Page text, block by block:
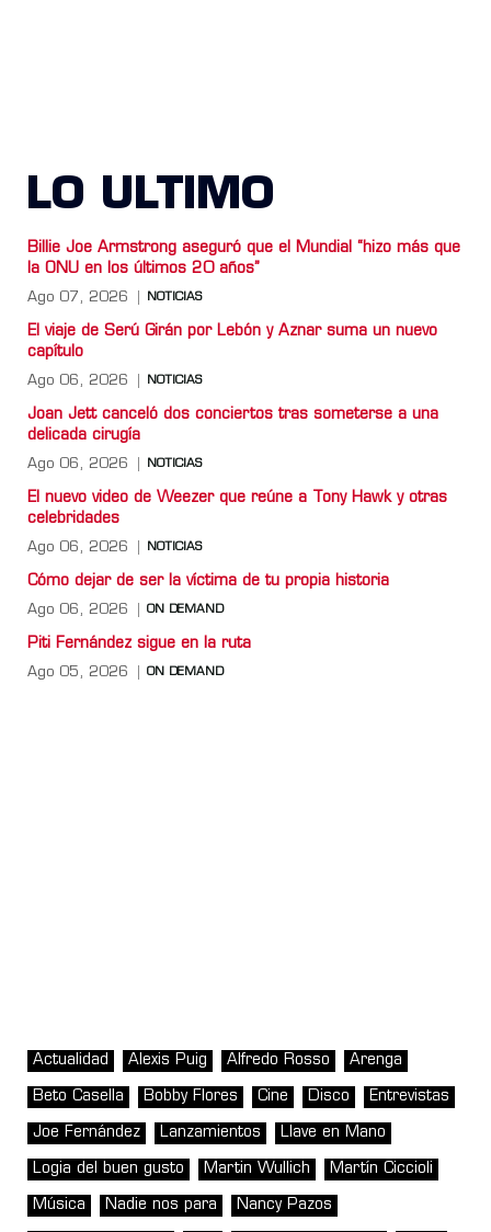
LO ULTIMO
Billie Joe Armstrong aseguró que el Mundial “hizo más que
la ONU en los últimos 20 años”
Ago 07, 2026 NOTICIAS
El viaje de Serú Girán por Lebón y Aznar suma un nuevo
capítulo
Ago 06, 2026 NOTICIAS
Joan Jett canceló dos conciertos tras someterse a una
delicada cirugía
Ago 06, 2026 NOTICIAS
El nuevo video de Weezer que reúne a Tony Hawk y otras
celebridades
Ago 06, 2026 NOTICIAS
Cómo dejar de ser la víctima de tu propia historia
Ago 06, 2026 ON DEMAND
Piti Fernández sigue en la ruta
Ago 05, 2026 ON DEMAND
Actualidad Alexis Puig Alfredo Rosso Arenga
Beto Casella Bobby Flores Cine Disco Entrevistas
Joe Fernández Lanzamientos Llave en Mano
Logia del buen gusto Martin Wullich Martín Ciccioli
Música Nadie nos para Nancy Pazos